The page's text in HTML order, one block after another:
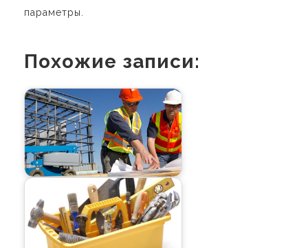
параметры.
Похожие записи: